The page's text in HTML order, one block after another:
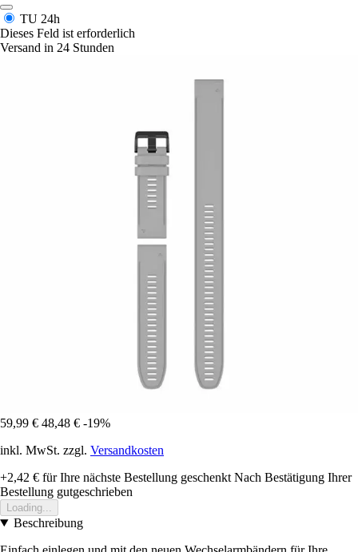
TU 24h
Dieses Feld ist erforderlich
Versand in 24 Stunden
59,99 € 48,48 € -19%
inkl. MwSt. zzgl. Versandkosten
+2,42 € für Ihre nächste Bestellung geschenkt Nach Bestätigung Ihrer
Bestellung gutgeschrieben
Loading...
Beschreibung